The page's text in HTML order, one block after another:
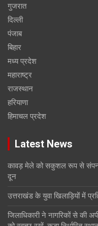
गुजरात
दिल्ली
पंजाब
बिहार
मध्य प्रदेश
महाराष्ट्र
राजस्थान
हरियाणा
हिमाचल प्रदेश
Latest News
कावड़ मेले को सकुशल रूप से
दून
उत्तराखंड के युवा खिलाड़ियों में
जिलाधिकारी ने नागरिकों से की